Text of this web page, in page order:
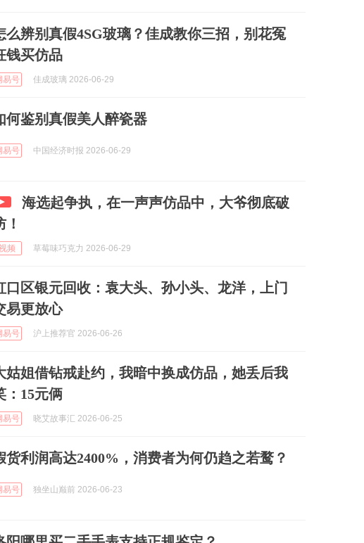
么辨别真假4SG玻璃？佳成教你三招，别花冤
钱买仿品
易号 佳成玻璃 2026-06-29
何鉴别真假美人醉瓷器
易号 中国经济时报 2026-06-29
海选起争执，在一声声仿品中，大爷彻底破
！
频 草莓味巧克力 2026-06-29
口区银元回收：袁大头、孙小头、龙洋，上门
易更放心
易号 沪上推荐官 2026-06-26
姑姐借钻戒赴约，我暗中换成仿品，她丢后我
：15元俩
易号 晓艾故事汇 2026-06-25
货利润高达2400%，消费者为何仍趋之若鹜？
易号 独坐山巅前 2026-06-23